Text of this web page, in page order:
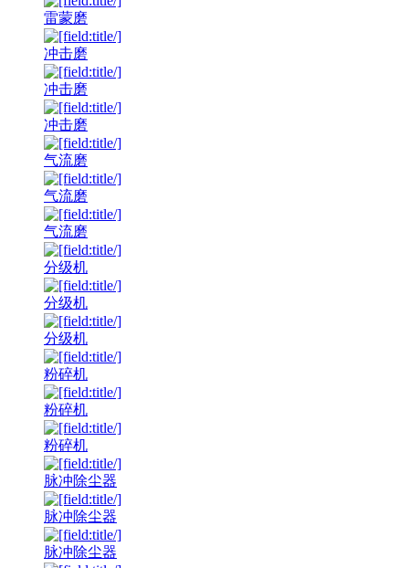
雷蒙磨
冲击磨
冲击磨
冲击磨
气流磨
气流磨
气流磨
分级机
分级机
分级机
粉碎机
粉碎机
粉碎机
脉冲除尘器
脉冲除尘器
脉冲除尘器